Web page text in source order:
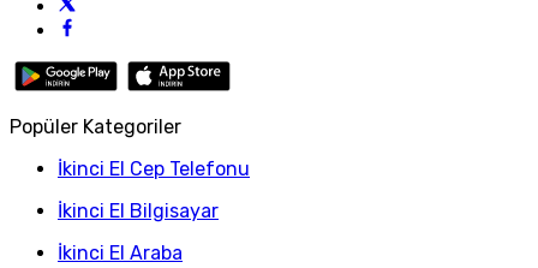
Popüler Kategoriler
İkinci El Cep Telefonu
İkinci El Bilgisayar
İkinci El Araba